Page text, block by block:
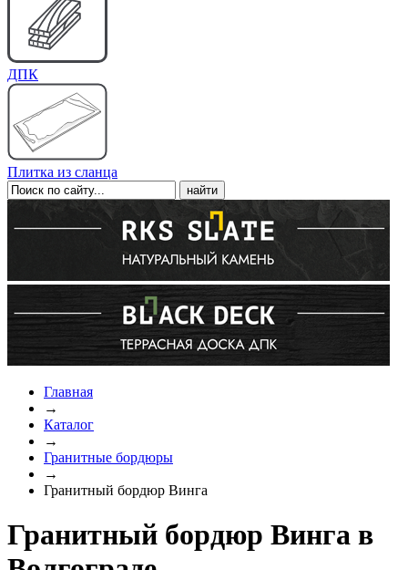
ДПК
Плитка из сланца
Главная
→
Каталог
→
Гранитные бордюры
→
Гранитный бордюр Винга
Гранитный бордюр Винга в